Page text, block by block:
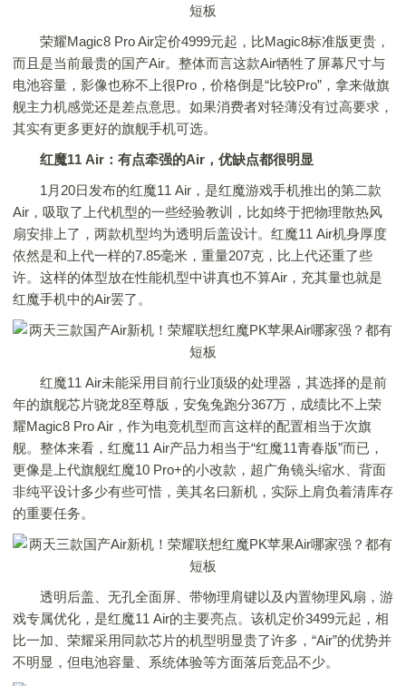
荣耀Magic8 Pro Air定价4999元起，比Magic8标准版更贵，
而且是当前最贵的国产Air。整体而言这款Air牺牲了屏幕尺寸与
电池容量，影像也称不上很Pro，价格倒是“比较Pro”，拿来做旗
舰主力机感觉还是差点意思。如果消费者对轻薄没有过高要求，
其实有更多更好的旗舰手机可选。
红魔11 Air：有点牵强的Air，优缺点都很明显
1月20日发布的红魔11 Air，是红魔游戏手机推出的第二款
Air，吸取了上代机型的一些经验教训，比如终于把物理散热风
扇安排上了，两款机型均为透明后盖设计。红魔11 Air机身厚度
依然是和上代一样的7.85毫米，重量207克，比上代还重了些
许。这样的体型放在性能机型中讲真也不算Air，充其量也就是
红魔手机中的Air罢了。
红魔11 Air未能采用目前行业顶级的处理器，其选择的是前
年的旗舰芯片骁龙8至尊版，安兔兔跑分367万，成绩比不上荣
耀Magic8 Pro Air，作为电竞机型而言这样的配置相当于次旗
舰。整体来看，红魔11 Air产品力相当于“红魔11青春版”而已，
更像是上代旗舰红魔10 Pro+的小改款，超广角镜头缩水、背面
非纯平设计多少有些可惜，美其名曰新机，实际上肩负着清库存
的重要任务。
透明后盖、无孔全面屏、带物理肩键以及内置物理风扇，游
戏专属优化，是红魔11 Air的主要亮点。该机定价3499元起，相
比一加、荣耀采用同款芯片的机型明显贵了许多，“Air”的优势并
不明显，但电池容量、系统体验等方面落后竞品不少。